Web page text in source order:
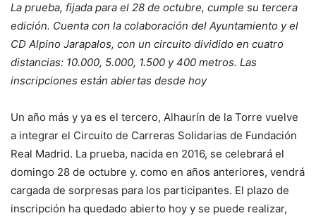
La prueba, fijada para el 28 de octubre, cumple su tercera
edición. Cuenta con la colaboración del Ayuntamiento y el
CD Alpino Jarapalos, con un circuito dividido en cuatro
distancias: 10.000, 5.000, 1.500 y 400 metros. Las
inscripciones están abiertas desde hoy
Un año más y ya es el tercero, Alhaurín de la Torre vuelve
a integrar el Circuito de Carreras Solidarias de Fundación
Real Madrid. La prueba, nacida en 2016, se celebrará el
domingo 28 de octubre y. como en años anteriores, vendrá
cargada de sorpresas para los participantes. El plazo de
inscripción ha quedado abierto hoy y se puede realizar,